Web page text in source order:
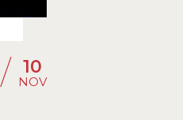
/ 10
NOV